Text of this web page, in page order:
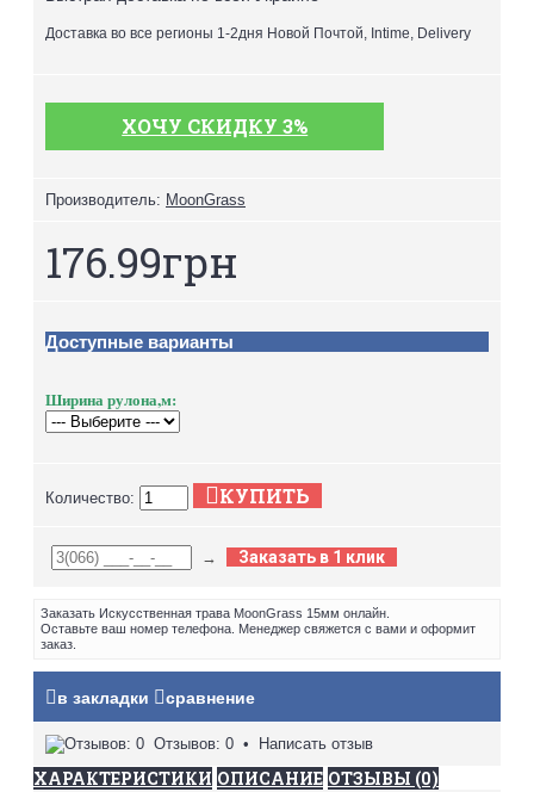
Доставка во все регионы 1-2дня Новой Почтой, Intime, Delivery
ХОЧУ СКИДКУ 3%
Производитель: MoonGrass
176.99грн
Доступные варианты
Ширина рулона,м:
Количество: КУПИТЬ
→ Заказать в 1 клик
Заказать Искусственная трава MoonGrass 15мм онлайн.
Оставьте ваш номер телефона. Менеджер свяжется с вами и оформит
заказ.
в закладки сравнение
Отзывов: 0 • Написать отзыв
ХАРАКТЕРИСТИКИ ОПИСАНИЕ ОТЗЫВЫ (0)